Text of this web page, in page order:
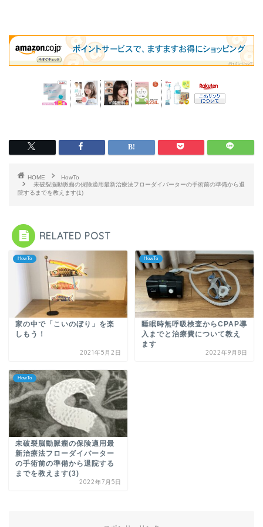
HOME
HowTo
未破裂脳動脈瘤の保険適用最新治療法フローダイバーターの手術前の準備から退
院するまでを教えます(1)
RELATED POST
HowTo
家の中で「こいのぼり」を楽
しもう！
2021年5月2日
HowTo
睡眠時無呼吸検査からCPAP導
入までと治療費について教え
ます
2022年9月8日
HowTo
未破裂脳動脈瘤の保険適用最
新治療法フローダイバーター
の手術前の準備から退院する
までを教えます(3)
2022年7月5日